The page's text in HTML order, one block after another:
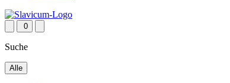
0
Suche
Alle